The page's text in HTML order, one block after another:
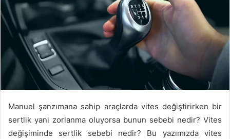
Manuel şanzımana sahip araçlarda vites değiştirirken bir
sertlik yani zorlanma oluyorsa bunun sebebi nedir? Vites
değişiminde sertlik sebebi nedir? Bu yazımızda vites